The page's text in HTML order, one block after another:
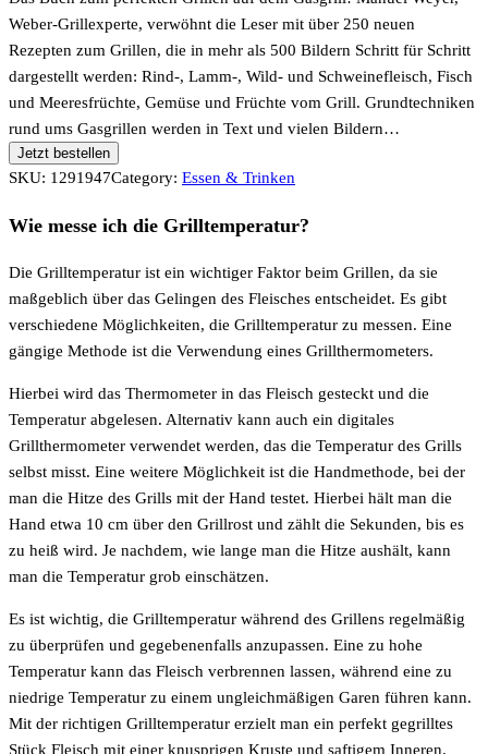
Weber-Grillexperte, verwöhnt die Leser mit über 250 neuen
Rezepten zum Grillen, die in mehr als 500 Bildern Schritt für Schritt
dargestellt werden: Rind-, Lamm-, Wild- und Schweinefleisch, Fisch
und Meeresfrüchte, Gemüse und Früchte vom Grill. Grundtechniken
rund ums Gasgrillen werden in Text und vielen Bildern…
Jetzt bestellen
SKU: 1291947Category: Essen & Trinken
Wie messe ich die Grilltemperatur?
Die Grilltemperatur ist ein wichtiger Faktor beim Grillen, da sie
maßgeblich über das Gelingen des Fleisches entscheidet. Es gibt
verschiedene Möglichkeiten, die Grilltemperatur zu messen. Eine
gängige Methode ist die Verwendung eines Grillthermometers.
Hierbei wird das Thermometer in das Fleisch gesteckt und die
Temperatur abgelesen. Alternativ kann auch ein digitales
Grillthermometer verwendet werden, das die Temperatur des Grills
selbst misst. Eine weitere Möglichkeit ist die Handmethode, bei der
man die Hitze des Grills mit der Hand testet. Hierbei hält man die
Hand etwa 10 cm über den Grillrost und zählt die Sekunden, bis es
zu heiß wird. Je nachdem, wie lange man die Hitze aushält, kann
man die Temperatur grob einschätzen.
Es ist wichtig, die Grilltemperatur während des Grillens regelmäßig
zu überprüfen und gegebenenfalls anzupassen. Eine zu hohe
Temperatur kann das Fleisch verbrennen lassen, während eine zu
niedrige Temperatur zu einem ungleichmäßigen Garen führen kann.
Mit der richtigen Grilltemperatur erzielt man ein perfekt gegrilltes
Stück Fleisch mit einer knusprigen Kruste und saftigem Inneren.